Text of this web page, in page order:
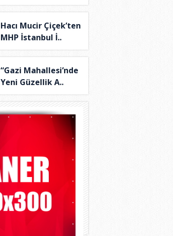
Hacı Mucir Çiçek’ten
MHP İstanbul İ..
“Gazi Mahallesi’nde
Yeni Güzellik A..